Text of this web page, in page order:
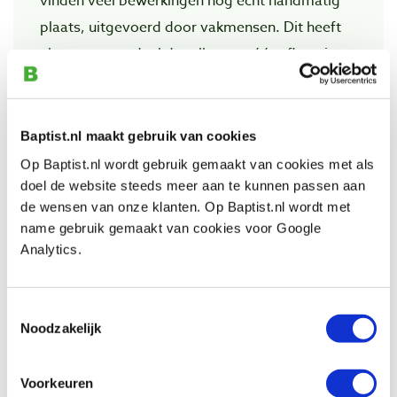
Baptist.nl maakt gebruik van cookies
Op Baptist.nl wordt gebruik gemaakt van cookies met als
doel de website steeds meer aan te kunnen passen aan
de wensen van onze klanten. Op Baptist.nl wordt met
name gebruik gemaakt van cookies voor Google
Analytics.
Noodzakelijk
Voorkeuren
plaats, uitgevoerd door vakmensen. Dit heeft
als grote voordeel dat elk mes vóór aflevering
door mensenhanden gaat en beoordeeld
topkwaliteit! Het vele handmatige werk dat aan
het vervaardigen van een Pfeil houtsnijmes is
verbonden, heeft ook een nadeel. Er zijn te
weinig vakmensen om aan de grote vraag naar
deze Zwitserse gutsen te voldoen.
merk dan ook niet alleen om zijn uitstekende
levertijden bekend. Bij Baptist voor